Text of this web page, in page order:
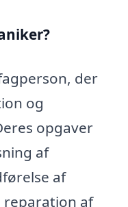
der
og
opgaver
af
af
reparation af